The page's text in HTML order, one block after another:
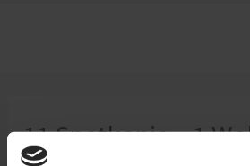
11 Spotkanie – 1